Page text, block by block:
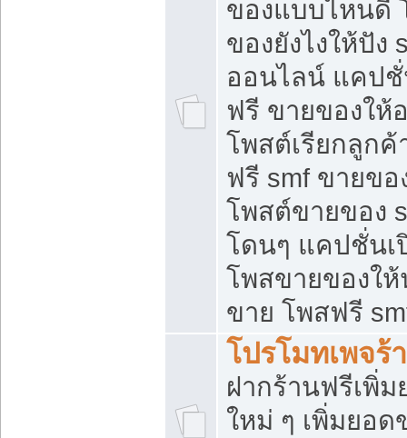
ของแบบไหนดี
ของยังไงให้ปั
ออนไลน์ แคป
ฟรี ขายของให้
โพสต์เรียกลูกค้
ฟรี smf ขายขอ
โพสต์ขายของ
โดนๆ แคปชั่นเ
โพสขายของใ
ขาย โพสฟรี
โปรโมทเพจร้
ฝากร้านฟรีเพิ่
ใหม่ ๆ เพิ่มยอด